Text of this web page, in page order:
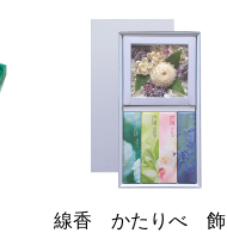
線香 かたりべ 飾